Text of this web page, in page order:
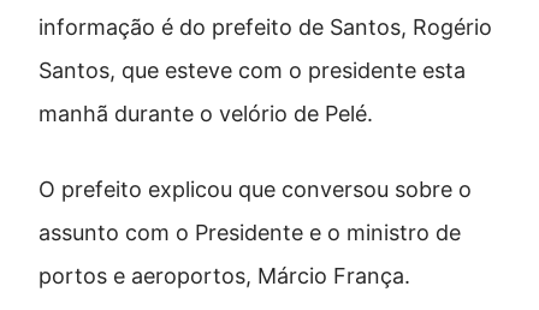
informação é do prefeito de Santos, Rogério
Santos, que esteve com o presidente esta
manhã durante o velório de Pelé.
O prefeito explicou que conversou sobre o
assunto com o Presidente e o ministro de
portos e aeroportos, Márcio França.